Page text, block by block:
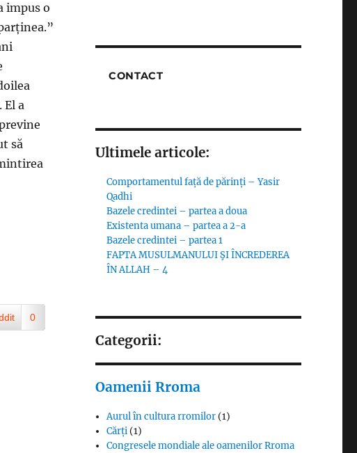
impus o
El a
să
0
CONTACT
Ultimele articole:
Comportamentul față de părinți – Yasir
Qadhi
Bazele credintei – partea a doua
Existenta umana – partea a 2-a
Bazele credintei – partea 1
FAPTA MUSULMANULUI ŞI ÎNCREDEREA
ÎN ALLAH – 4
Categorii:
Oamenii Rroma
Aurul în cultura rromilor (1)
Cărți (1)
Congresele mondiale ale oamenilor Rroma